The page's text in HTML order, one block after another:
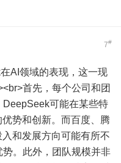
7#
AI领域的表现，这一现
首先，每个公司和团
可能在某些特
势和创新。而百度、腾
和发展方向可能有所不
。此外，团队规模并非